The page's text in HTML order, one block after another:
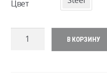
Цвет
Количество
В КОРЗИНУ